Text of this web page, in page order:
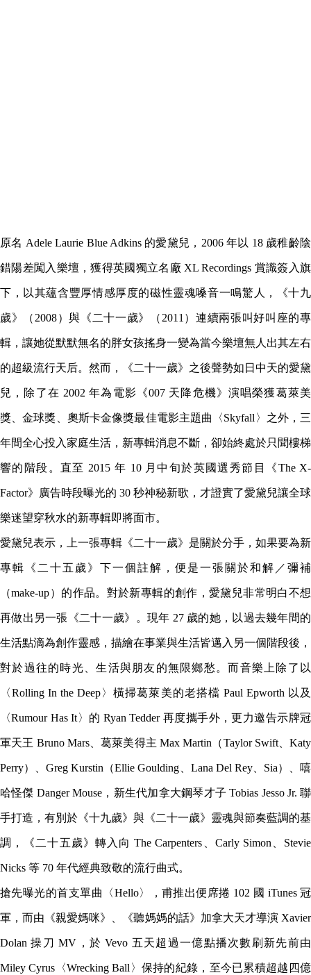
原名 Adele Laurie Blue Adkins 的愛黛兒，2006 年以 18 歲稚齡陰
錯陽差闖入樂壇，獲得英國獨立名廠 XL Recordings 賞識簽入旗
下，以其蘊含豐厚情感厚度的磁性靈魂嗓音一鳴驚人，《十九
歲》（2008）與《二十一歲》（2011）連續兩張叫好叫座的專
輯，讓她從默默無名的胖女孩搖身一變為當今樂壇無人出其左右
的超級流行天后。然而，《二十一歲》之後聲勢如日中天的愛黛
兒，除了在 2002 年為電影《007 天降危機》演唱榮獲葛萊美
獎、金球獎、奧斯卡金像獎最佳電影主題曲〈Skyfall〉之外，三
年間全心投入家庭生活，新專輯消息不斷，卻始終處於只聞樓梯
響的階段。直至 2015 年 10 月中旬於英國選秀節目《The X-
Factor》廣告時段曝光的 30 秒神秘新歌，才證實了愛黛兒讓全球
樂迷望穿秋水的新專輯即將面市。
愛黛兒表示，上一張專輯《二十一歲》是關於分手，如果要為新
專輯《二十五歲》下一個註解，便是一張關於和解／彌補
（make-up）的作品。對於新專輯的創作，愛黛兒非常明白不想
再做出另一張《二十一歲》。現年 27 歲的她，以過去幾年間的
生活點滴為創作靈感，描繪在事業與生活皆邁入另一個階段後，
對於過往的時光、生活與朋友的無限鄉愁。而音樂上除了以
〈Rolling In the Deep〉橫掃葛萊美的老搭檔 Paul Epworth 以及
〈Rumour Has It〉的 Ryan Tedder 再度攜手外，更力邀告示牌冠
軍天王 Bruno Mars、葛萊美得主 Max Martin（Taylor Swift、Katy
Perry）、Greg Kurstin（Ellie Goulding、Lana Del Rey、Sia）、嘻
哈怪傑 Danger Mouse，新生代加拿大鋼琴才子 Tobias Jesso Jr. 聯
手打造，有別於《十九歲》與《二十一歲》靈魂與節奏藍調的基
調，《二十五歲》轉入向 The Carpenters、Carly Simon、Stevie
Nicks 等 70 年代經典致敬的流行曲式。
搶先曝光的首支單曲〈Hello〉，甫推出便席捲 102 國 iTunes 冠
軍，而由《親愛媽咪》、《聽媽媽的話》加拿大天才導演 Xavier
Dolan 操刀 MV，於 Vevo 五天超過一億點播次數刷新先前由
Miley Cyrus〈Wrecking Ball〉保持的紀錄，至今已累積超越四億